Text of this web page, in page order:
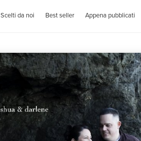
Scelti da noi Best seller Appena pubblicati